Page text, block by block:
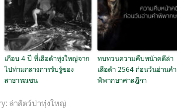
เกือบ 4 ปี ที่เสือดำทุ่งใหญ่จาก
ไปท่ามกลางการรับรู้ของ
สาธารณชน
ทบทวนความคืบหน้าคดีล่า
เสือดำ 2564 ก่อนวันอ่านคำ
พิพากษาศาลฎีกา
ล่าสัตว์ป่าทุ่งใหญ่